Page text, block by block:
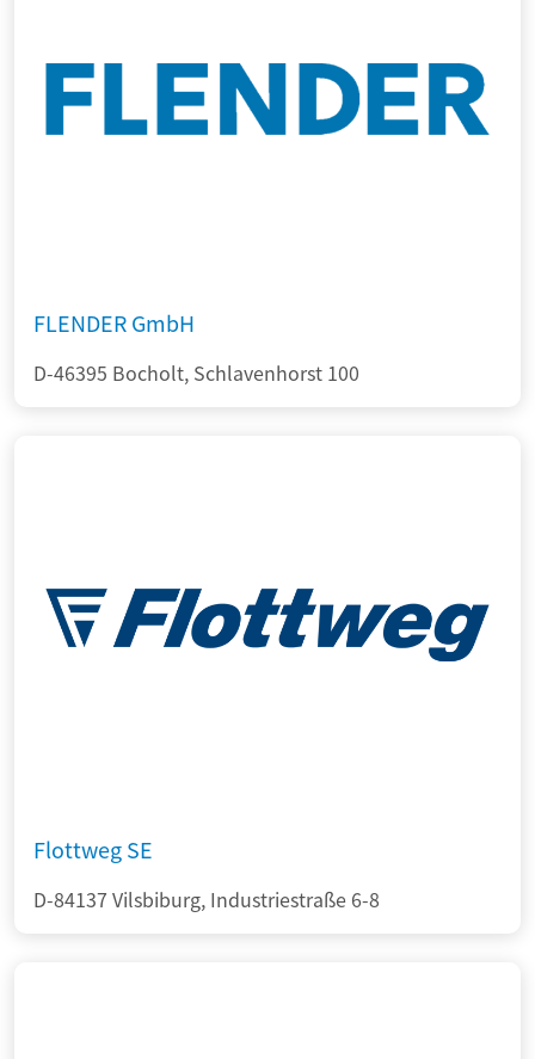
FLENDER GmbH
D-46395 Bocholt, Schlavenhorst 100
Flottweg SE
D-84137 Vilsbiburg, Industriestraße 6-8